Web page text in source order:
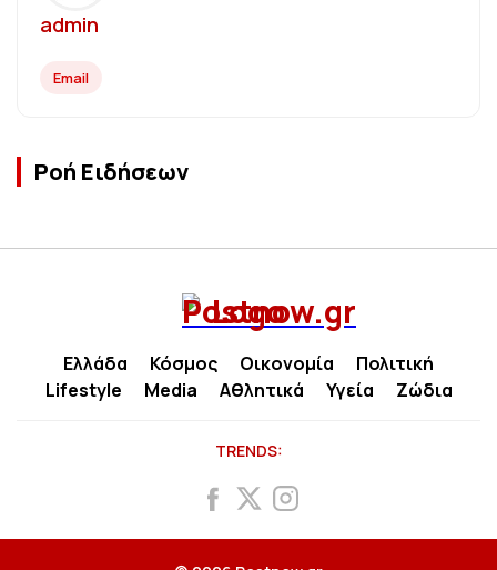
admin
Email
Ροή Ειδήσεων
Ελλάδα Κόσμος Οικονομία
Πολιτική
Lifestyle
Media Αθλητικά Υγεία Ζώδια
TRENDS: